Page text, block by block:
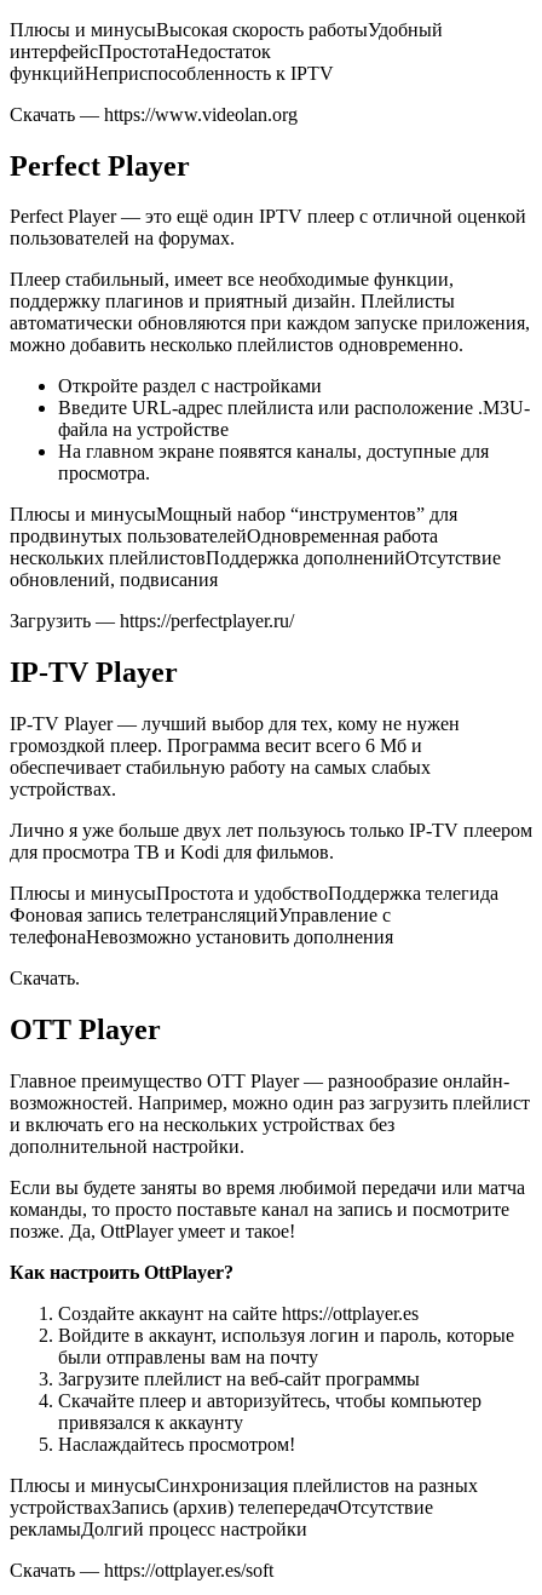
Плюсы и минусыВысокая скорость работыУдобный
интерфейсПростотаНедостаток
функцийНеприспособленность к IPTV
Скачать — https://www.videolan.org
Perfect Player
Perfect Player — это ещё один IPTV плеер с отличной оценкой
пользователей на форумах.
Плеер стабильный, имеет все необходимые функции,
поддержку плагинов и приятный дизайн. Плейлисты
автоматически обновляются при каждом запуске приложения,
можно добавить несколько плейлистов одновременно.
Откройте раздел с настройками
Введите URL-адрес плейлиста или расположение .M3U-
файла на устройстве
На главном экране появятся каналы, доступные для
просмотра.
Плюсы и минусыМощный набор “инструментов” для
продвинутых пользователейОдновременная работа
нескольких плейлистовПоддержка дополненийОтсутствие
обновлений, подвисания
Загрузить — https://perfectplayer.ru/
IP-TV Player
IP-TV Player — лучший выбор для тех, кому не нужен
громоздкой плеер. Программа весит всего 6 Мб и
обеспечивает стабильную работу на самых слабых
устройствах.
Лично я уже больше двух лет пользуюсь только IP-TV плеером
для просмотра ТВ и Kodi для фильмов.
Плюсы и минусыПростота и удобствоПоддержка телегида
Фоновая запись телетрансляцийУправление с
телефонаНевозможно установить дополнения
Скачать.
OTT Player
Главное преимущество OTT Player — разнообразие онлайн-
возможностей. Например, можно один раз загрузить плейлист
и включать его на нескольких устройствах без
дополнительной настройки.
Если вы будете заняты во время любимой передачи или матча
команды, то просто поставьте канал на запись и посмотрите
позже. Да, OttPlayer умеет и такое!
Как настроить OttPlayer?
Создайте аккаунт на сайте https://ottplayer.es
Войдите в аккаунт, используя логин и пароль, которые
были отправлены вам на почту
Загрузите плейлист на веб-сайт программы
Скачайте плеер и авторизуйтесь, чтобы компьютер
привязался к аккаунту
Наслаждайтесь просмотром!
Плюсы и минусыСинхронизация плейлистов на разных
устройствахЗапись (архив) телепередачОтсутствие
рекламыДолгий процесс настройки
Скачать — https://ottplayer.es/soft